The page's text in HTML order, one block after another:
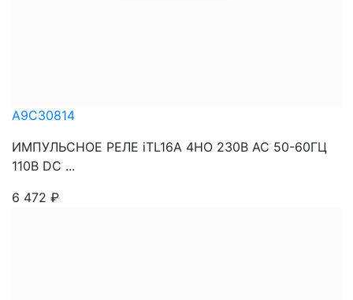
A9C30814
ИМПУЛЬСНОЕ РЕЛЕ iTL16A 4НО 230В АС 50-60ГЦ
110В DC ...
6 472 ₽